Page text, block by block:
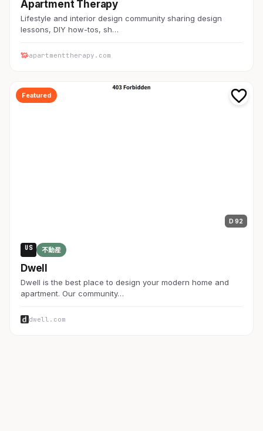
Apartment Therapy
Lifestyle and interior design community sharing design
lessons, DIY how-tos, sh…
apartmenttherapy.com
Featured
D 92
US 不動産
Dwell
Dwell is the best place to design your modern home and
apartment. Our community…
dwell.com